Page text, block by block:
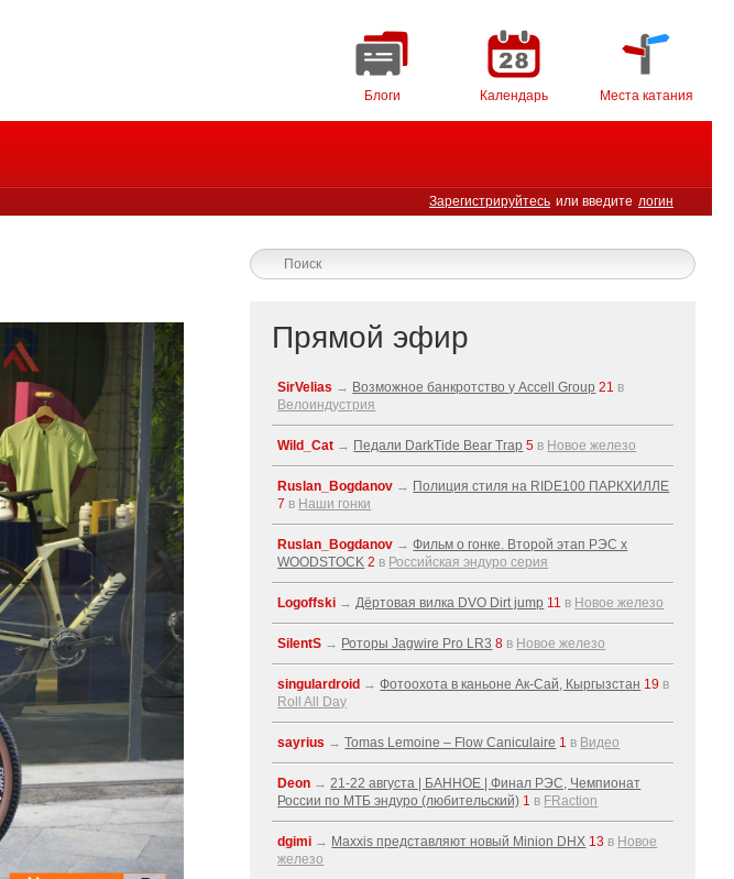
Блоги Календарь Места катания
Зарегистрируйтесь или введите логин
Прямой эфир
SirVelias → Возможное банкротство у Accell Group 21 в
Велоиндустрия
Wild_Cat → Педали DarkTide Bear Trap 5 в Новое железо
Ruslan_Bogdanov → Полиция стиля на RIDE100 ПАРКХИЛЛЕ
7 в Наши гонки
Ruslan_Bogdanov →Фильм о гонке. Второй этап РЭС x
WOODSTOCK 2 в Российская эндуро серия
Logoffski →Дёртовая вилка DVO Dirt jump 11 в Новое железо
SilentS → Роторы Jagwire Pro LR3 8 в Новое железо
singulardroid →Фотоохота в каньоне Ак-Cай, Кыргызстан 19 в
Roll All Day
sayrius →Tomas Lemoine – Flow Caniculaire 1 в Видео
Deon →21-22 августа | БАННОЕ | Финал РЭС, Чемпионат
России по МТБ эндуро (любительский) 1 в FRaction
dgimi → Maxxis представляют новый Minion DHX 13 в Новое
железо